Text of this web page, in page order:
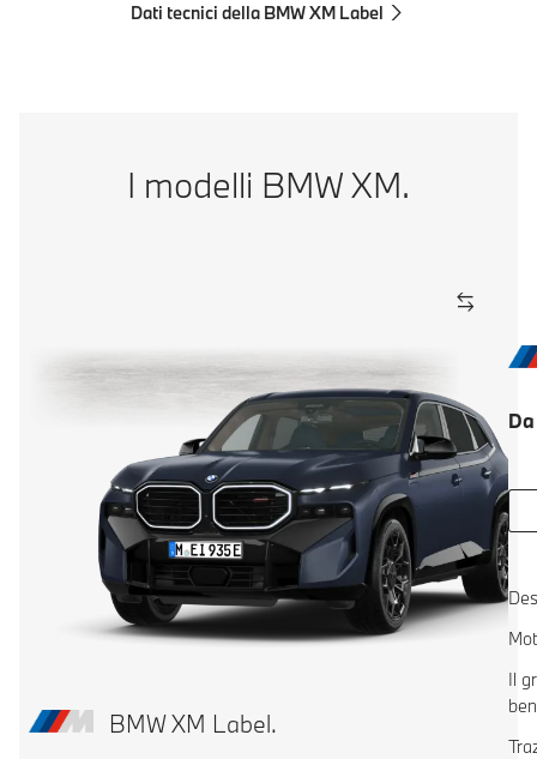
Dati tecnici della BMW XM Label
I modelli BMW XM.
BMW XM Label.
Il